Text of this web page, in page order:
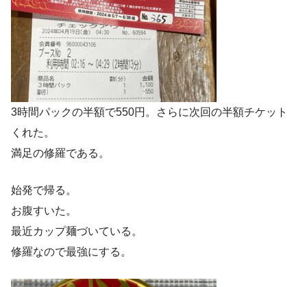
3時間パックの半額で550円。さらに次回の半額チケット
くれた。
満足の修羅である。
始発で帰る。
お腹すいた。
最近カップ麺づいている。
修羅なので最強にする。